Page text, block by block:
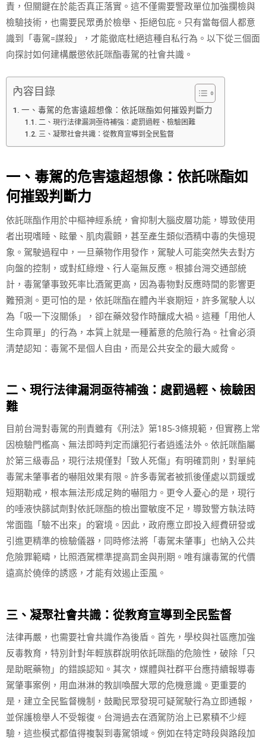
責，但關鍵在於能否真正落實。這不僅需要警政單位加強攔檢與
檢驗技術，也需要民眾勇於檢舉、拒絕包庇。只有當每個人都意
識到「毒駕=謀殺」，才能徹底杜絕這種自私行為。以下從三個面
向探討如何建構嚴懲依託咪酯毒駕的社會共識。
內容目錄
一、毒駕的危害遠超想像：依託咪酯如何摧毀判斷力
二、現行法律漏洞亟待補強：處罰過輕、檢驗困難
三、凝聚社會共識：從教育宣導到全民監督
一、毒駕的危害遠超想像：依託咪酯如
何摧毀判斷力
依託咪酯作用於中樞神經系統，會抑制大腦皮層功能，導致使用
者出現嗜睡、眩暈、肌肉震顫，甚至產生類似酒精中毒的失憶現
象。駕駛過程中，一旦藥物作用發作，駕駛人可能突然失去對方
向盤的控制，或對紅綠燈、行人毫無反應。根據台灣交通部統
計，毒駕肇事致死率比酒駕更高，因為毒物對反應時間的影響更
難預測。更可怕的是，依託咪酯在體內半衰期短，許多駕駛人以
為「吸一下沒關係」，卻在藥效發作時釀成大禍。這種「用他人
生命買單」的行為，本質上就是一種蓄意的危險行為。社會必須
清楚認知：毒駕不是個人自由，而是公共安全的最大威脅。
二、現行法律漏洞亟待補強：處罰過輕、檢驗困
難
目前台灣對毒駕的刑責雖有《刑法》第185-3條規範，但實務上常
因檢驗門檻高、無法即時判定而讓犯行者逍遙法外。依託咪酯屬
於第三級毒品，現行法規僅對「致人死傷」有明確罰則，對單純
毒駕未肇事者的嚇阻效果有限。許多毒駕者被抓後僅處以罰鍰或
短期勒戒，根本無法形成足夠的嚇阻力。更令人憂心的是，現行
的唾液快篩試劑對依託咪酯的檢出靈敏度不足，導致警方執法時
常面臨「驗不出來」的窘境。因此，政府應立即投入經費研發或
引進更精準的檢驗儀器，同時修法將「毒駕未肇事」也納入公共
危險罪範疇，比照酒駕標準提高罰金與刑期。唯有讓毒駕的代價
遠高於僥倖的誘惑，才能有效遏止歪風。
三、凝聚社會共識：從教育宣導到全民監督
法律再嚴，也需要社會共識作為後盾。首先，學校與社區應加強
反毒教育，特別針對年輕族群說明依託咪酯的危險性，破除「只
是助眠藥物」的錯誤認知。其次，媒體與社群平台應持續報導毒
駕肇事案例，用血淋淋的教訓喚醒大眾的危機意識。更重要的
是，建立全民監督機制，鼓勵民眾發現可疑駕駛行為立即通報，
並保護檢舉人不受報復。台灣過去在酒駕防治上已累積不少經
驗，這些模式都值得複製到毒駕領域。例如在特定時段與路段加